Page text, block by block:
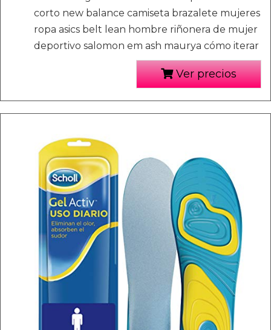
corto new balance camiseta brazalete mujeres
ropa asics belt lean hombre riñonera de mujer
deportivo salomon em ash maurya cómo iterar
Ver precios